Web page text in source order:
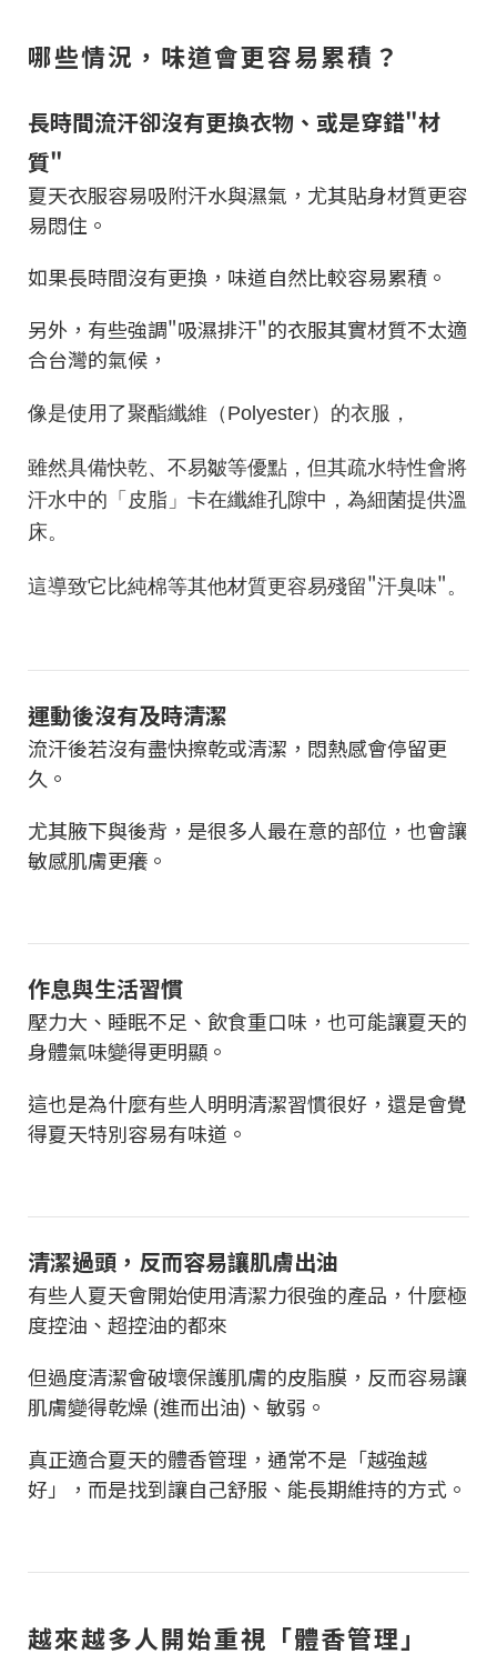
哪些情況，味道會更容易累積？
長時間流汗卻沒有更換衣物、或是穿錯"材
質"
夏天衣服容易吸附汗水與濕氣，尤其貼身材質更容
易悶住。
如果長時間沒有更換，味道自然比較容易累積。
另外，有些強調"吸濕排汗"的衣服其實材質不太適
合台灣的氣候，
像是使用了聚酯纖維（Polyester）的衣服，
雖然具備快乾、不易皺等優點，但其疏水特性會將
汗水中的「皮脂」卡在纖維孔隙中，為細菌提供溫
床。
這導致它比純棉等其他材質更容易殘留"汗臭味" 。
運動後沒有及時清潔
流汗後若沒有盡快擦乾或清潔，悶熱感會停留更
久。
尤其腋下與後背，是很多人最在意的部位，也會讓
敏感肌膚更癢。
作息與生活習慣
壓力大、睡眠不足、飲食重口味，也可能讓夏天的
身體氣味變得更明顯。
這也是為什麼有些人明明清潔習慣很好，還是會覺
得夏天特別容易有味道。
清潔過頭，反而容易讓肌膚出油
有些人夏天會開始使用清潔力很強的產品，什麼極
度控油、超控油的都來
但過度清潔會破壞保護肌膚的皮脂膜，反而容易讓
肌膚變得乾燥 (進而出油)、敏弱。
真正適合夏天的體香管理，通常不是「越強越
好」，而是找到讓自己舒服、能長期維持的方式。
越來越多人開始重視「體香管理」